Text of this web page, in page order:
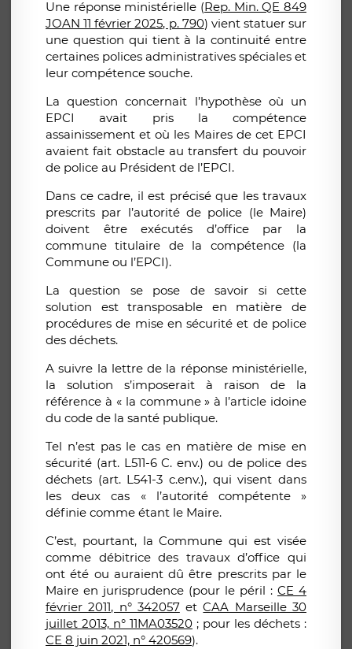
Une réponse ministérielle (Rep. Min. QE 849
JOAN 11 février 2025, p. 790) vient statuer sur
une question qui tient à la continuité entre
certaines polices administratives spéciales et
leur compétence souche.
La question concernait l’hypothèse où un
EPCI avait pris la compétence
assainissement et où les Maires de cet EPCI
avaient fait obstacle au transfert du pouvoir
de police au Président de l’EPCI.
Dans ce cadre, il est précisé que les travaux
prescrits par l’autorité de police (le Maire)
doivent être exécutés d’office par la
commune titulaire de la compétence (la
Commune ou l’EPCI).
La question se pose de savoir si cette
solution est transposable en matière de
procédures de mise en sécurité et de police
des déchets.
A suivre la lettre de la réponse ministérielle,
la solution s’imposerait à raison de la
référence à « la commune» à l’article idoine
du code de la santé publique.
Tel n’est pas le cas en matière de mise en
sécurité (art. L511-6 C. env.) ou de police des
déchets (art. L541-3 c.env.), qui visent dans
les deux cas « l’autorité compétente»
définie comme étant le Maire.
C’est, pourtant, la Commune qui est visée
comme débitrice des travaux d’office qui
ont été ou auraient dû être prescrits par le
Maire en jurisprudence (pour le péril : CE 4
février 2011, n° 342057etCAA Marseille 30
juillet 2013, n° 11MA03520 ; pour les déchets :
CE 8 juin 2021, n° 420569).